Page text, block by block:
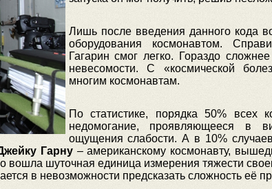
Лишь после введения данного кода
оборудования космонавтом.
Гагарин смог легко. Гораздо
невесомости. С «космической
многим космонавтам.
По статистике, порядка 50% всех
недомогание, проявляющееся в
ощущения слабости. А в 10%
Гарну – американскому космонавту,
шуточная единица измерения тяжести
в невозможности предсказать сложность её